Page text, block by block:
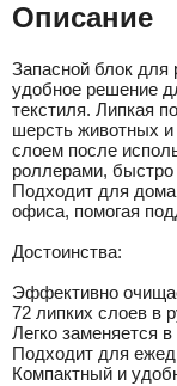
Описание
Запасной блок для
удобное решение
текстиля. Липкая
шерсть животных и
слоем после
роллерами, быстро
Подходит для
офиса, помогая
Достоинства:
Эффективно
72 липких слоев в
Легко заменяется
Подходит для
Компактный и